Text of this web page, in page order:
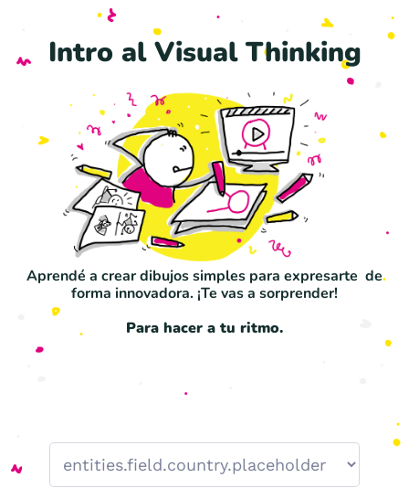
Intro al Visual Thinking
Aprendé a crear dibujos simples para expresarte de
forma innovadora. ¡Te vas a sorprender!
Para hacer a tu ritmo.